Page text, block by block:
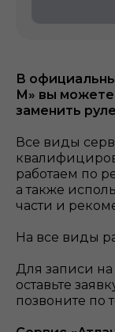
В
М» вы можете
заменить
Все виды
работаем по
а также
части и
На все виды
Для записи
оставьте
позвоните по